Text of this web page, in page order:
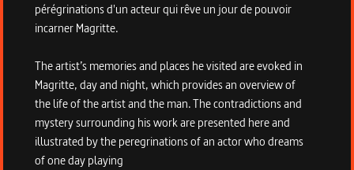
pérégrinations d'un acteur qui rêve un jour de pouvoir
incarner Magritte.
The artist’s memories and places he visited are evoked in
Magritte, day and night, which provides an overview of
the life of the artist and the man. The contradictions and
mystery surrounding his work are presented here and
illustrated by the peregrinations of an actor who dreams
of one day playing